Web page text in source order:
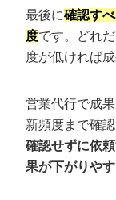
最後に確認す
度です。どれ
度が低ければ
営業代行で成
新頻度まで確
確認せずに依
果が下がりや